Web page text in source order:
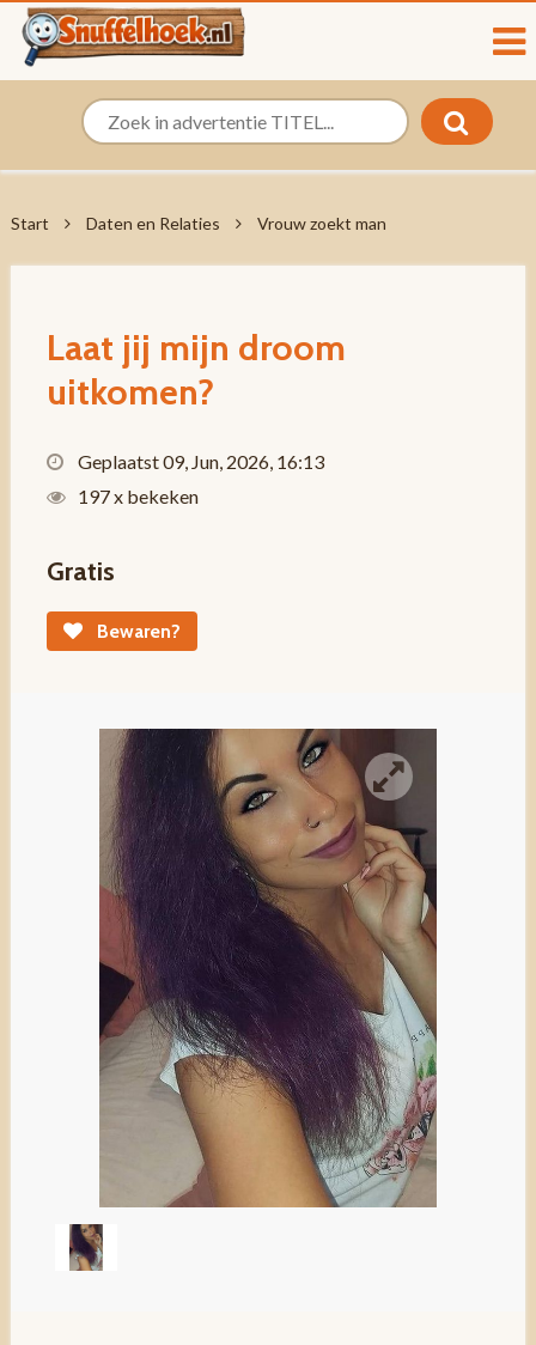
Start Daten en Relaties Vrouw zoekt man
Laat jij mijn droom
uitkomen?
Geplaatst 09, Jun, 2026, 16:13
197 x bekeken
Gratis
Bewaren?